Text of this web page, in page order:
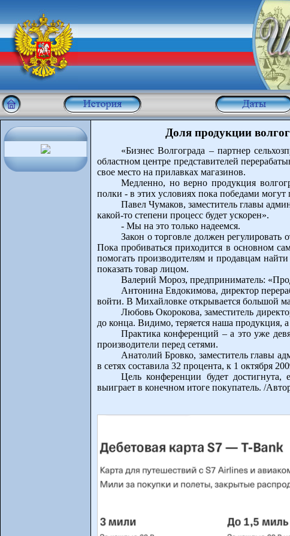
Доля продукции
«Бизнес Волгограда – партнер
областном центре представителей
свое место на прилавках магазинов.
Медленно, но верно продукция
полки - в этих условиях пока победами могут
Павел Чумаков, заместитель главы
какой-то степени процесс будет ускорен».
- Мы на это только надеемся.
Закон о торговле должен регулировать
Пока пробиваться приходится в основном
помогать производителям и продавцам
показать товар лицом.
Валерий Мороз, предприниматель:
Антонина Евдокимова, директор
войти. В Михайловке открывается большой
Любовь Окорокова, заместитель
до конца. Видимо, теряется наша продукция,
Практика конференций – а это уже
производители перед сетями.
Анатолий Бровко, заместитель главы
в сетях составила 32 процента, к 1 октября
Цель конференции будет достигнута,
выиграет в конечном итоге покупатель. /